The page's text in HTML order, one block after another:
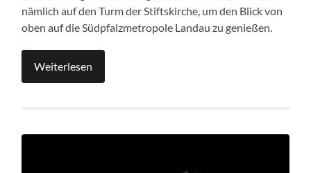
nämlich auf den Turm der Stiftskirche, um den Blick von
oben auf die Südpfalzmetropole Landau zu genießen.
Weiterlesen